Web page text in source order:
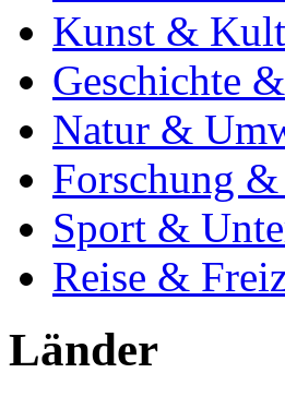
Kunst &
Geschichte
Natur &
Forschung
Sport &
Reise &
Länder